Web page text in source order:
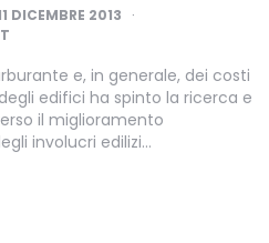
DICEMBRE 2013
e, in generale, dei costi
edifici ha spinto la ricerca e
il miglioramento
involucri edilizi…